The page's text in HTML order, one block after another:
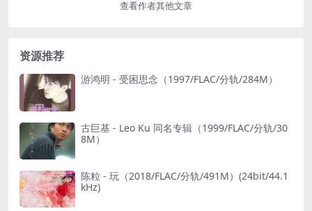
查看作者其他文章
资源推荐
游鸿明 - 受困思念（1997/FLAC/分轨/284M）
古巨基 - Leo Ku 同名专辑（1999/FLAC/分轨/30
8M）
陈粒 - 玩（2018/FLAC/分轨/491M）(24bit/44.1
kHz)